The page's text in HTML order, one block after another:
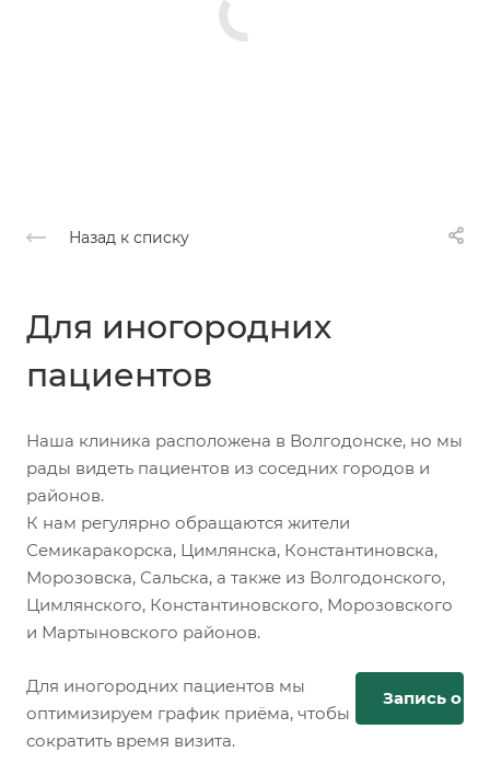
Назад к списку
Для иногородних
пациентов
Наша клиника расположена в Волгодонске, но мы
рады видеть пациентов из соседних городов и
районов.
К нам регулярно обращаются жители
Семикаракорска, Цимлянска, Константиновска,
Морозовска, Сальска, а также из Волгодонского,
Цимлянского, Константиновского, Морозовского
и Мартыновского районов.
Для иногородних пациентов мы
оптимизируем график приёма, чтобы
сократить время визита.
Запись